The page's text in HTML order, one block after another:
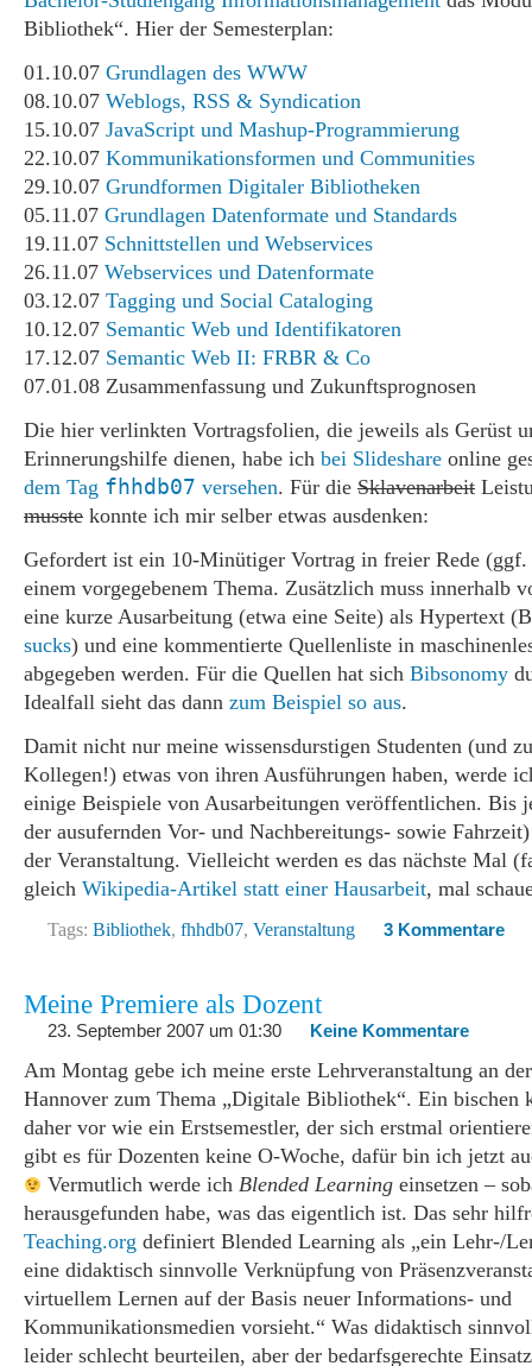
Bibliothek“. Hier der Semesterplan:
01.10.07 Grundlagen des WWW
08.10.07 Weblogs, RSS & Syndication
15.10.07 JavaScript und Mashup-Programmierung
22.10.07 Kommunikationsformen und Communities
29.10.07 Grundformen Digitaler Bibliotheken
05.11.07 Grundlagen Datenformate und Standards
19.11.07 Schnittstellen und Webservices
26.11.07 Webservices und Datenformate
03.12.07 Tagging und Social Cataloging
10.12.07 Semantic Web und Identifikatoren
17.12.07 Semantic Web II: FRBR & Co
07.01.08 Zusammenfassung und Zukunftsprognosen
Die hier verlinkten Vortragsfolien, die jeweils als Gerüst
Erinnerungshilfe dienen, habe ich bei Slideshare online
dem Tag fhhdb07 versehen. Für die Sklavenarbeit
musste konnte ich mir selber etwas ausdenken:
Gefordert ist ein 10-Minütiger Vortrag in freier Rede
einem vorgegebenem Thema. Zusätzlich muss innerhalb
eine kurze Ausarbeitung (etwa eine Seite) als Hypertext
sucks) und eine kommentierte Quellenliste in
abgegeben werden. Für die Quellen hat sich Bibsonomy
Idealfall sieht das dann zum Beispiel so aus.
Damit nicht nur meine wissensdurstigen Studenten (und
Kollegen!) etwas von ihren Ausführungen haben, werde
einige Beispiele von Ausarbeitungen veröffentlichen. Bis
der ausufernden Vor- und Nachbereitungs- sowie
der Veranstaltung. Vielleicht werden es das nächste Mal
gleich Wikipedia-Artikel statt einer Hausarbeit, mal
Tags: Bibliothek, fhhdb07, Veranstaltung 3 Kommentare
Meine Premiere als Dozent
23. September 2007 um 01:30 Keine Kommentare
Am Montag gebe ich meine erste Lehrveranstaltung an
Hannover zum Thema „Digitale Bibliothek“. Ein bischen
daher vor wie ein Erstsemestler, der sich erstmal
gibt es für Dozenten keine O-Woche, dafür bin ich jetzt
Vermutlich werde ich Blended Learningeinsetzen –
herausgefunden habe, was das eigentlich ist. Das sehr
Teaching.org definiert Blended Learning als „ein Lehr-/
eine didaktisch sinnvolle Verknüpfung von
virtuellem Lernen auf der Basis neuer Informations- und
Kommunikationsmedien vorsieht.“ Was didaktisch
leider schlecht beurteilen, aber der bedarfsgerechte